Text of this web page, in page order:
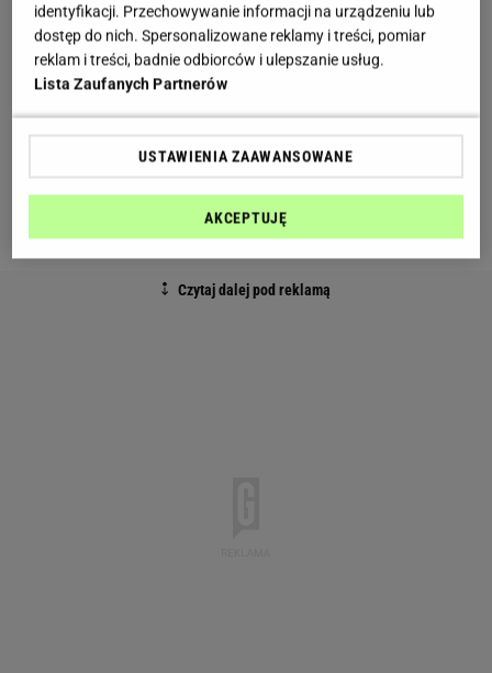
sformułowania, że otyłość nie jest oznaką
inteligencji. Media od razu to podchwyciły i w sieci
aż zawrzało.
zupełnie innego. Mariola Bojarska-Ferenc swój post
na Facebooku skierowała właśnie do trenerki
wszystkich Polek. Możemy w nim przeczytać:
identyfikacji. Przechowywanie informacji na urządzeniu lub
dostęp do nich. Spersonalizowane reklamy i treści, pomiar
reklam i treści, badnie odbiorców i ulepszanie usług.
Lista Zaufanych Partnerów
USTAWIENIA ZAAWANSOWANE
AKCEPTUJĘ